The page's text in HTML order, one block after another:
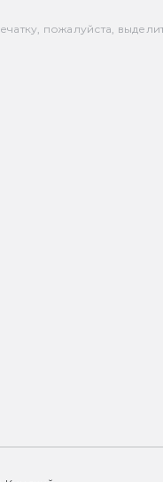
пожалуйста,